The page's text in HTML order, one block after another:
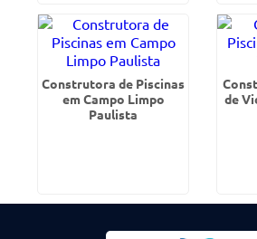
Construtora de Piscinas
em Campo Limpo
Paulista
de